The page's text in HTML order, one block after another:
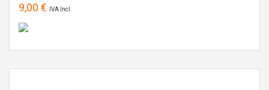
9,00 € IVA Incl.